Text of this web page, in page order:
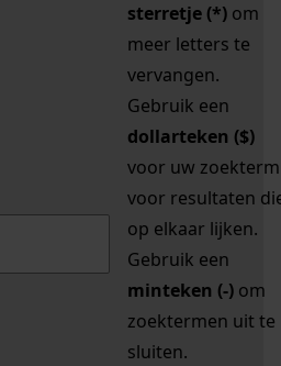
sterretje (*) om
meer letters te
vervangen.
Gebruik een
dollarteken ($)
voor uw zoekterm
voor resultaten
op elkaar lijken.
Gebruik een
minteken (-) om
zoektermen uit te
sluiten.